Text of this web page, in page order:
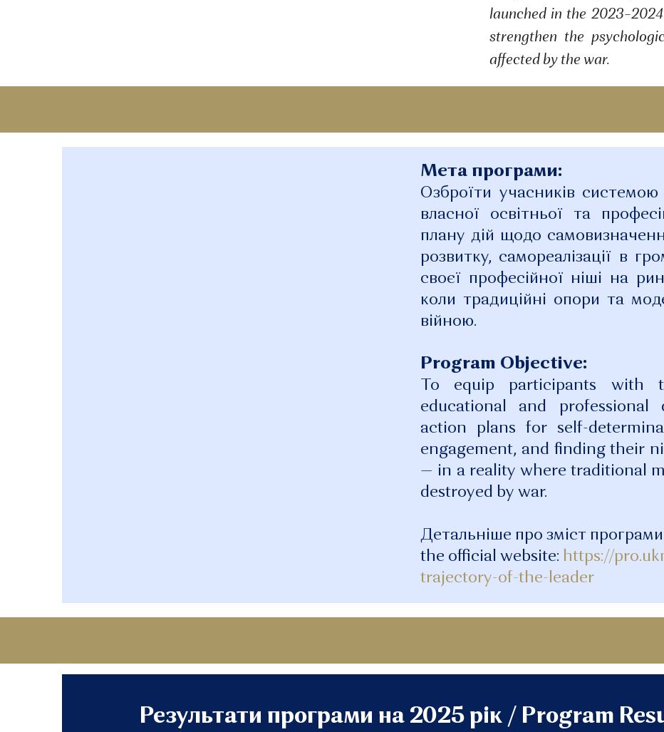
launched in the
strengthen the
affected by the war.
Мета програми:
Озброїти учасників
власної освітньої та
плану дій щодо
розвитку, самореалізації в
своєї професійної ніші на
коли традиційні опори та
війною.
Program Objective:
To equip participants
educational and professional
action plans for self-
engagement, and finding their
— in a reality where traditional
destroyed by war.
Детальніше про зміст
the official website: https://
trajectory-of-the-leader
Результати програми на 2025 рік / Program